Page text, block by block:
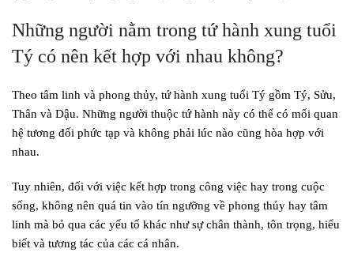
Những người nằm trong tứ hành xung tuổi
Tý có nên kết hợp với nhau không?
Theo tâm linh và phong thủy, tứ hành xung tuổi Tý gồm Tý, Sửu,
Thân và Dậu. Những người thuộc tứ hành này có thể có mối quan
hệ tương đối phức tạp và không phải lúc nào cũng hòa hợp với
nhau.
Tuy nhiên, đối với việc kết hợp trong công việc hay trong cuộc
sống, không nên quá tin vào tín ngưỡng về phong thủy hay tâm
linh mà bỏ qua các yếu tố khác như sự chân thành, tôn trọng, hiểu
biết và tương tác của các cá nhân.